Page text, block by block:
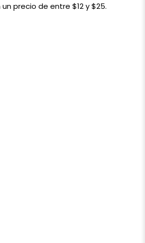
precio de entre $12 y $25.